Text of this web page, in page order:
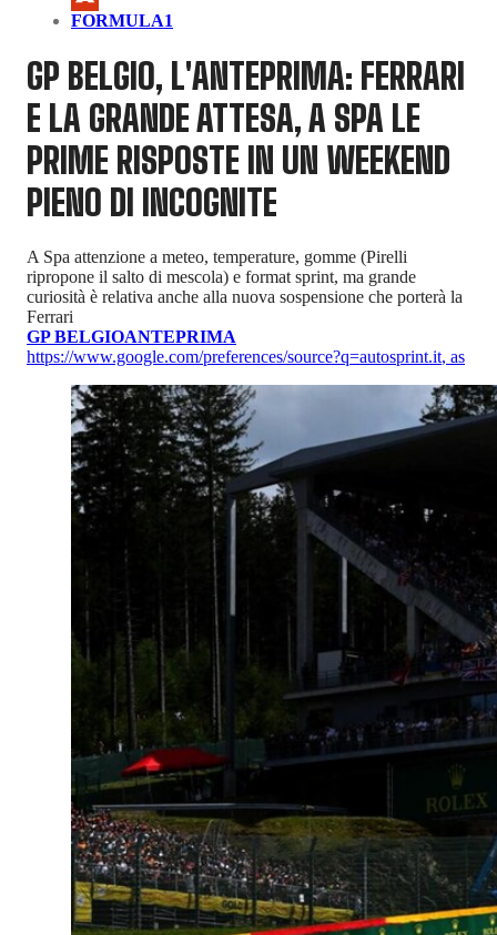
FORMULA1
GP BELGIO, L'ANTEPRIMA: FERRARI
E LA GRANDE ATTESA, A SPA LE
PRIME RISPOSTE IN UN WEEKEND
PIENO DI INCOGNITE
A Spa attenzione a meteo, temperature, gomme (Pirelli
ripropone il salto di mescola) e format sprint, ma grande
curiosità è relativa anche alla nuova sospensione che porterà la
Ferrari
GP BELGIOANTEPRIMA
https://www.google.com/preferences/source?q=autosprint.it, as